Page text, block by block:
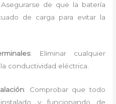
de que la batería
de carga para evitar la
: Eliminar cualquier
conductividad eléctrica.
: Comprobar que todo
y funcionando de